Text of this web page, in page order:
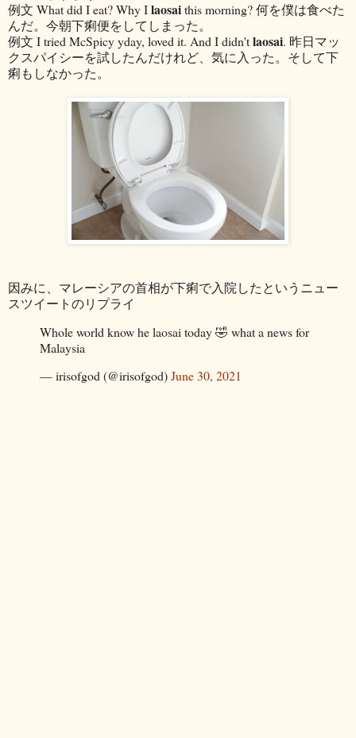
例文 What did I eat? Why Ilaosaithis morning? 何を僕は食べた
んだ。今朝下痢便をしてしまった。
例文 I tried McSpicy yday, loved it. And I didn'tlaosai. 昨日マッ
クスパイシーを試したんだけれど、気に入った。そして下
痢もしなかった。
因みに、マレーシアの首相が下痢で入院したというニュー
スツイートのリプライ
Whole world know he laosai today 🤣 what a news for
Malaysia
— irisofgod (@irisofgod)June 30, 2021